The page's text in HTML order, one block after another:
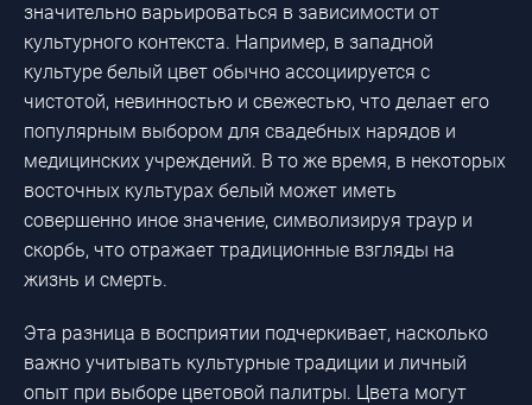
значительно варьироваться в зависимости от
культурного контекста. Например, в западной
культуре белый цвет обычно ассоциируется с
чистотой, невинностью и свежестью, что делает его
популярным выбором для свадебных нарядов и
медицинских учреждений. В то же время, в некоторых
восточных культурах белый может иметь
совершенно иное значение, символизируя траур и
скорбь, что отражает традиционные взгляды на
жизнь и смерть.
Эта разница в восприятии подчеркивает, насколько
важно учитывать культурные традиции и личный
опыт при выборе цветовой палитры. Цвета могут